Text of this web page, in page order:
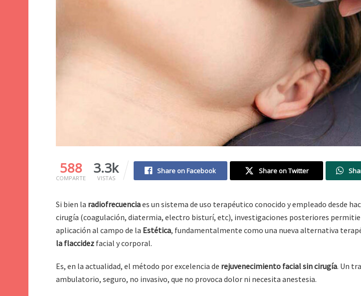
588
COMPARTE
3.3k
VISTAS
Share on Facebook Share on Twitter
Si bien la radiofrecuenciaes un sistema de uso terapéutico conocido y empleado desde
cirugía (coagulación, diatermia, electro bisturí, etc), investigaciones posteriores
aplicación al campo de la Estética, fundamentalmente como una nueva alternativa
la flaccidez facial y corporal.
Es, en la actualidad, el método por excelencia de rejuvenecimiento facial sin cirugía. Un
ambulatorio, seguro, no invasivo, que no provoca dolor ni necesita anestesia.